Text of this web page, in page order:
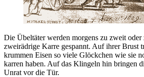
Die Übeltäter werden morgens zu zweit
zweirädrige Karre gespannt. Auf ihrer Brust
krummen Eisen so viele Glöckchen wie sie
karren haben. Auf das Klingeln hin bringen
Unrat vor die Tür.